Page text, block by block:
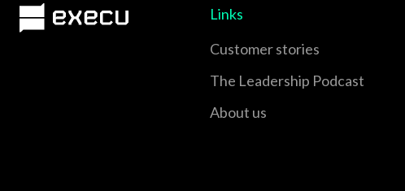
Links
Customer stories
The Leadership Podcast
About us